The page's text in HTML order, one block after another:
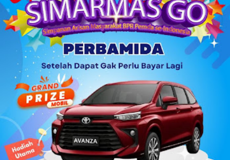
merasakan penyakitnya, akan tetapi bagi yang tidak
merasa aman, walaupun sehat, ia akan merasa terganggu
hidupnya. Secara etimologi perkataan aman berasal dari
bahasa Arab yang memiliki akar kata dan pengertian sama
dengan iman dan amanah . Tidak terlalu sulit menemukan
ketiga kata tersebut dalam al-Qur’an. A...